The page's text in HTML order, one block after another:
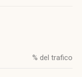
% del trafico